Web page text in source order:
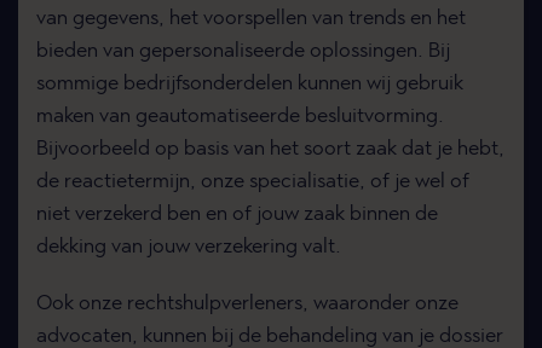
van gegevens, het voorspellen van trends en het
bieden van gepersonaliseerde oplossingen. Bij
sommige bedrijfsonderdelen kunnen wij gebruik
maken van geautomatiseerde besluitvorming.
Bijvoorbeeld op basis van het soort zaak dat je hebt,
de reactietermijn, onze specialisatie, of je wel of
niet verzekerd ben en of jouw zaak binnen de
dekking van jouw verzekering valt.
Ook onze rechtshulpverleners, waaronder onze
advocaten, kunnen bij de behandeling van je dossier